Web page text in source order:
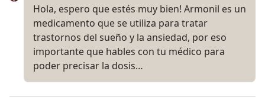
Hola, espero que estés muy bien! Armonil es un
medicamento que se utiliza para tratar
trastornos del sueño y la ansiedad, por eso
importante que hables con tu médico para
poder precisar la dosis…